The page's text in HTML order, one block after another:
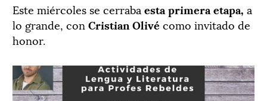
Este miércoles se cerraba esta primera etapa, a
lo grande, con Cristian Olivé como invitado de
honor.